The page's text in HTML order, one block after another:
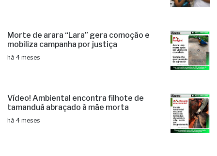
Morte de arara “Lara” gera comoção e
mobiliza campanha por justiça
há 4 meses
Vídeo! Ambiental encontra filhote de
tamanduá abraçado à mãe morta
há 4 meses